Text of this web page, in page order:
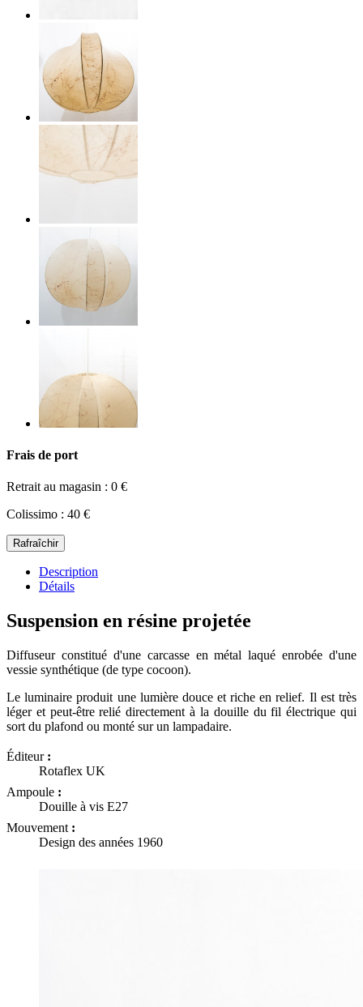
Frais de port
Retrait au magasin : 0 €
Colissimo : 40 €
Description
Détails
Suspension en résine projetée
Diffuseur constitué d'une carcasse en métal laqué enrobée d'une
vessie synthétique (de type cocoon).
Le luminaire produit une lumière douce et riche en relief. Il est très
léger et peut-être relié directement à la douille du fil électrique qui
sort du plafond ou monté sur un lampadaire.
Éditeur :
Rotaflex UK
Ampoule :
Douille à vis E27
Mouvement :
Design des années 1960